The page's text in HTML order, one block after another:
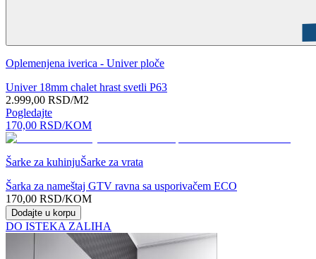
Oplemenjena iverica - Univer ploče
Univer 18mm chalet hrast svetli P63
2.999,00 RSD/M2
Pogledajte
170,00 RSD/KOM
Šarke za kuhinjuŠarke za vrata
Šarka za nameštaj GTV ravna sa usporivačem ECO
170,00 RSD/KOM
Dodajte u korpu
DO ISTEKA ZALIHA